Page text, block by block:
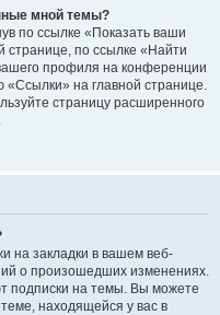
мной темы?
по ссылке «Показать ваши
странице, по ссылке «Найти
профиля на конференции
на главной странице.
страницу расширенного
на закладки в вашем веб-
о произошедших изменениях.
подписки на темы. Вы можете
находящейся у вас в